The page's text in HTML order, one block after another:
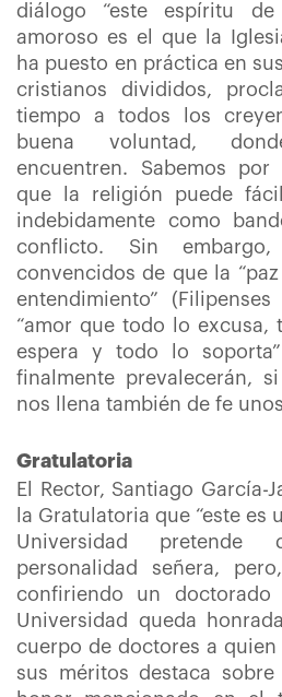
diálogo “este espíritu
amoroso es el que la
ha puesto en práctica en
cristianos divididos,
tiempo a todos los
buena voluntad,
encuentren. Sabemos por
que la religión puede
indebidamente como
conflicto. Sin embargo,
convencidos de que la
entendimiento”
“amor que todo lo
espera y todo lo
finalmente prevalecerán,
nos llena también de fe
Gratulatoria
El Rector, Santiago García-
la Gratulatoria que “este es
Universidad
personalidad señera,
confiriendo un
Universidad queda
cuerpo de doctores a
sus méritos destaca